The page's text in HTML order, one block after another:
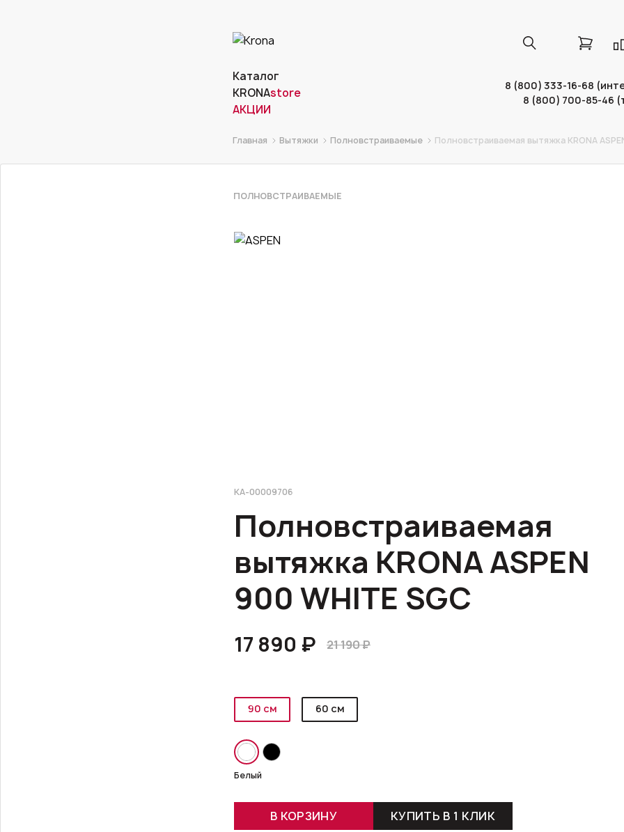
Каталог
KRONAstore
АКЦИИ
8 (800) 333-16-68
8 (800) 700-85-46
Главная Вытяжки Полновстраиваемые Полновстраиваемая вытяжка KRONA
ПОЛНОВСТРАИВАЕМЫЕ
КА-00009706
Полновстраиваемая
вытяжка KRONA ASPEN
900 WHITE SGC
21 190 ₽
17 890 ₽
90 см 60 см
Белый
В КОРЗИНУ КУПИТЬ В 1 КЛИК